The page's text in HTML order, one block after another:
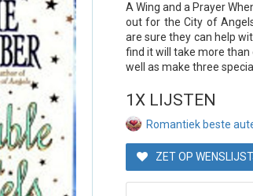
A Wing and a Prayer
out for the City of
are sure they can help
find it will take more
well as make three
1X LIJSTEN
Romantiek beste
ZET OP